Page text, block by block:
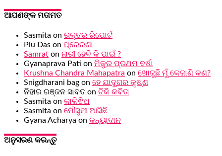
ଆପଣଙ୍କ ମତାମତ
Sasmita on ରକ୍ତର ରିପୋର୍ଟ
Piu Das on ପ୍ରେରଣା
Samrat on ନାରୀ ହେବି କି ପାଇଁ ?
Gyanaprava Pati on ମିକୁର ପ୍ରଥମ ବର୍ଷା
Krushna Chandra Mahapatra on ଖୋଜୁଛି ମୁଁ କେଜାଣି କଣ?
Snigdharani bag on ହେ ଯାଦୁଗର କୃଷ୍ଣ
ନିହାର ରଞ୍ଜନ ସାବତ on ଟିକି କବିତା
Sasmita on କାଳିଝିଅ
Sasmita on ମୌସୁମୀ ଆସିଛି
Gyana Acharya on କନ୍ୟାଦାନ
ଅନୁସରଣ କରନ୍ତୁ